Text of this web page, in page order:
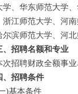
学、华东师范大学
浙江师范大学、河
尔滨师范大学、河
、招聘名额和专业
聘财政全额事业
、招聘条件
本条件